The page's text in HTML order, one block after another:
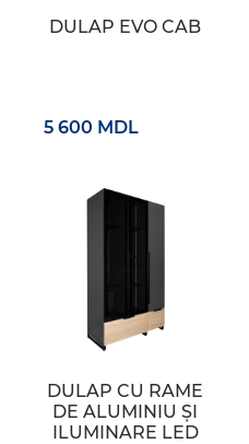
DULAP EVO CAB
5 600 MDL
DULAP CU RAME
DE ALUMINIU ȘI
ILUMINARE LED